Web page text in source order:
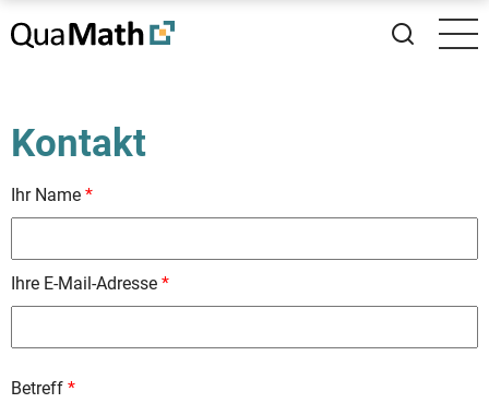
zum
Kontakt
Ihr Name
Ihre E-Mail-Adresse
Betreff